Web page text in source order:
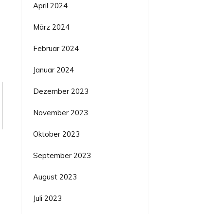
April 2024
März 2024
Februar 2024
Januar 2024
Dezember 2023
November 2023
Oktober 2023
September 2023
August 2023
Juli 2023